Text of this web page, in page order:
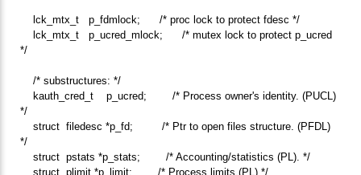
lck_mtx_t p_fdmlock; /* proc lock to protect fdesc */
lck_mtx_t p_ucred_mlock; /* mutex lock to protect p_ucred
*/
/* substructures: */
kauth_cred_t p_ucred; /* Process owner's identity. (PUCL)
*/
struct filedesc *p_fd; /* Ptr to open files structure. (PFDL)
*/
struct pstats *p_stats; /* Accounting/statistics (PL). */
struct plimit *p_limit; /* Process limits.(PL) */